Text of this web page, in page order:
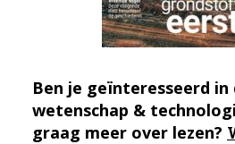
Ben je geïnteresseerd in
wetenschap &
graag meer over lezen?